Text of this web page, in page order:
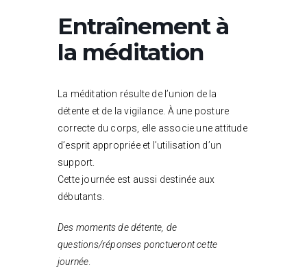
Entraînement à
la méditation
La méditation résulte de l’union de la
détente et de la vigilance. À une posture
correcte du corps, elle associe une attitude
d’esprit appropriée et l’utilisation d’un
support.
Cette journée est aussi destinée aux
débutants.
Des moments de détente, de
questions/réponses ponctueront cette
journée